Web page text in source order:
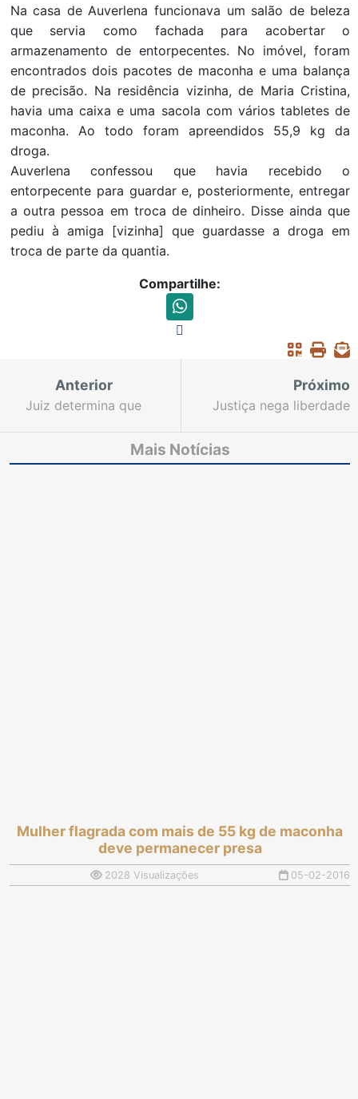
Na casa de Auverlena funcionava um salão de beleza
que servia como fachada para acobertar o
armazenamento de entorpecentes. No imóvel, foram
encontrados dois pacotes de maconha e uma balança
de precisão. Na residência vizinha, de Maria Cristina,
havia uma caixa e uma sacola com vários tabletes de
maconha. Ao todo foram apreendidos 55,9 kg da
droga.
Auverlena confessou que havia recebido o
entorpecente para guardar e, posteriormente, entregar
a outra pessoa em troca de dinheiro. Disse ainda que
pediu à amiga [vizinha] que guardasse a droga em
troca de parte da quantia.
Compartilhe:
Anterior
Juiz determina que
de serviços essenciais
no Município de Jardim
Próximo
Justiça nega liberdade
bairro Ancuri
Mais Notícias
Mulher flagrada com mais de 55 kg de maconha
deve permanecer presa
2028 Visualizações 05-02-2016